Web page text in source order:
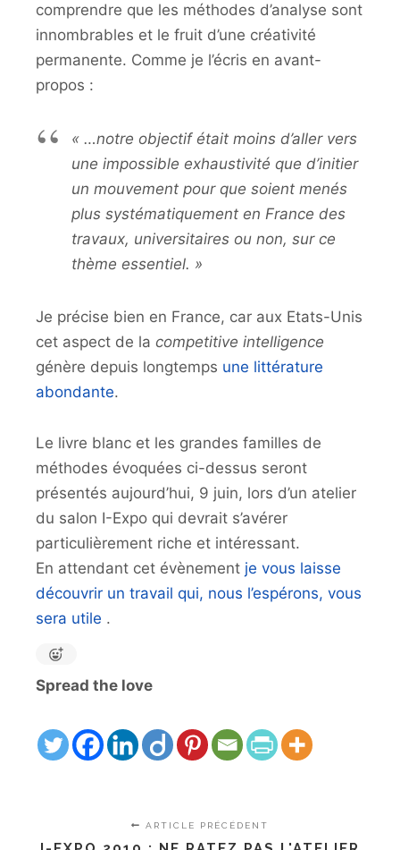
comprendre que les méthodes d’analyse sont
innombrables et le fruit d’une créativité
permanente. Comme je l’écris en avant-
propos :
« …notre objectif était moins d’aller vers
une impossible exhaustivité que d’initier
un mouvement pour que soient menés
plus systématiquement en France des
travaux, universitaires ou non, sur ce
thème essentiel. »
Je précise bien en France, car aux Etats-Unis
cet aspect de la competitive intelligence
génère depuis longtemps une littérature
abondante.
Le livre blanc et les grandes familles de
méthodes évoquées ci-dessus seront
présentés aujourd’hui, 9 juin, lors d’un atelier
du salon I-Expo qui devrait s’avérer
particulièrement riche et intéressant.
En attendant cet évènement je vous laisse
découvrir un travail qui, nous l’espérons, vous
sera utile .
Spread the love
ARTICLE PRÉCÉDENT